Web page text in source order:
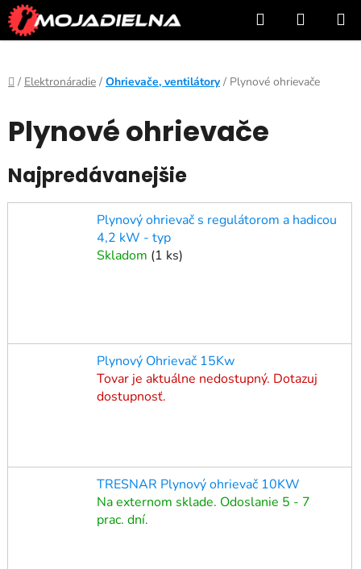
Prejsť
na
obsah
Hľadať
KOŠÍK
Domov
/ Elektronáradie / Ohrievače, ventilátory / Plynové ohrievače
Plynové ohrievače
Najpredávanejšie
Plynový ohrievač s regulátorom a hadicou
4,2 kW - typ
Skladom (1 ks)
Plynový Ohrievač 15Kw
Tovar je aktuálne nedostupný. Dotazuj
dostupnosť.
TRESNAR Plynový ohrievač 10KW
Na externom sklade. Odoslanie 5 - 7
prac. dní.